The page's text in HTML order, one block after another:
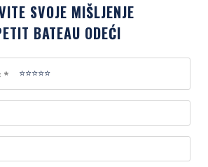
SVOJE MIŠLJENJE
BATEAU ODEĆI
*